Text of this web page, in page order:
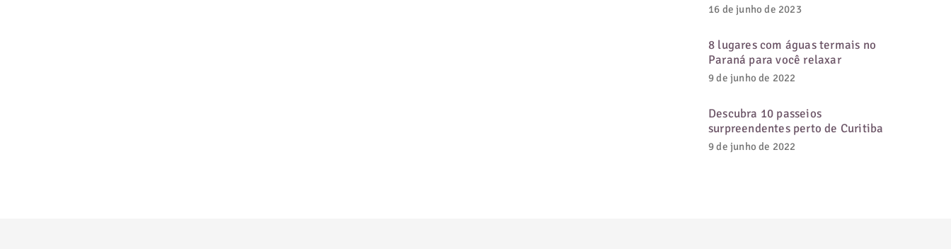
16 de junho de 2023
8 lugares com águas termais no
Paraná para você relaxar
9 de junho de 2022
Descubra 10 passeios
surpreendentes perto de Curitiba
9 de junho de 2022